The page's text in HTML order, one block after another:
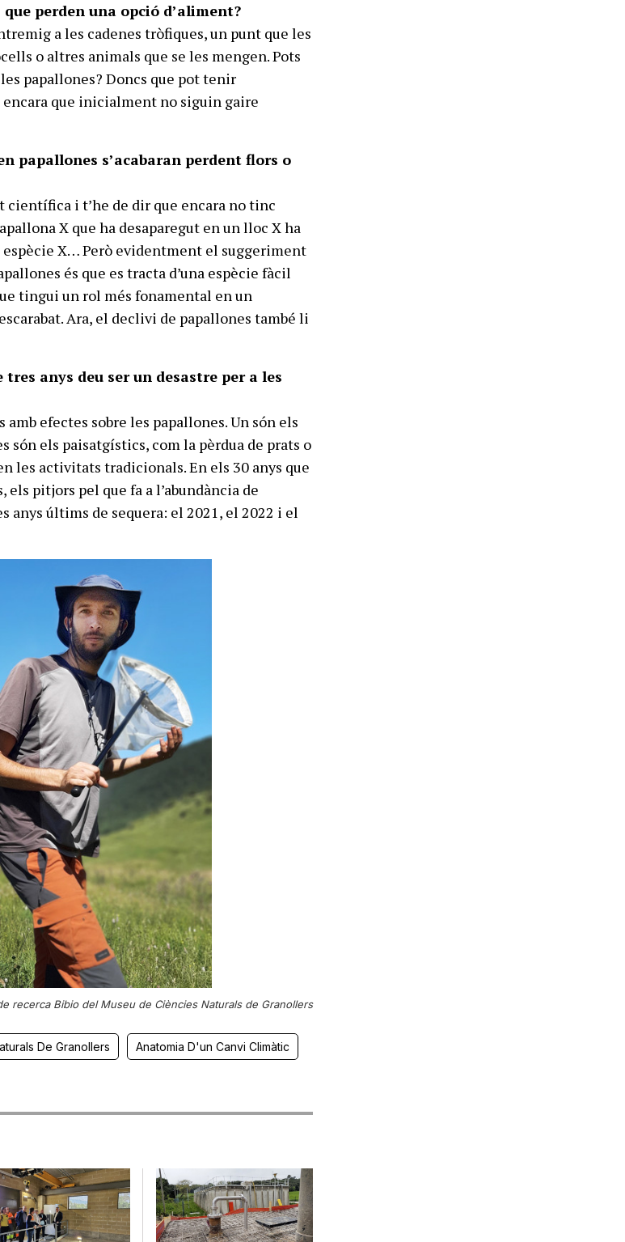
perden una opció d’aliment?
a les cadenes tròfiques, un punt que les
o altres animals que se les mengen. Pots
papallones? Doncs que pot tenir
encara que inicialment no siguin gaire
papallones s’acabaran perdent flors o
i t’he de dir que encara no tinc
X que ha desaparegut en un lloc X ha
espècie X… Però evidentment el suggeriment
és que es tracta d’una espècie fàcil
tingui un rol més fonamental en un
Ara, el declivi de papallones també li
anys deu ser un desastre per a les
amb efectes sobre les papallones. Un són els
són els paisatgístics, com la pèrdua de prats o
les activitats tradicionals. En els 30 anys que
pitjors pel que fa a l’abundància de
anys últims de sequera: el 2021, el 2022 i el
recerca Bibio del Museu de Ciències Naturals de Granollers
De Granollers Anatomia D'un Canvi Climàtic